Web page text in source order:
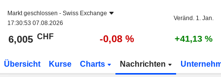
Markt geschlossen - Swiss Exchange
17:30:53 07.08.2026
Veränd. 1. Jan.
6,005 CHF -0,08 % +41,13 %
Übersicht Kurse Charts Nachrichten